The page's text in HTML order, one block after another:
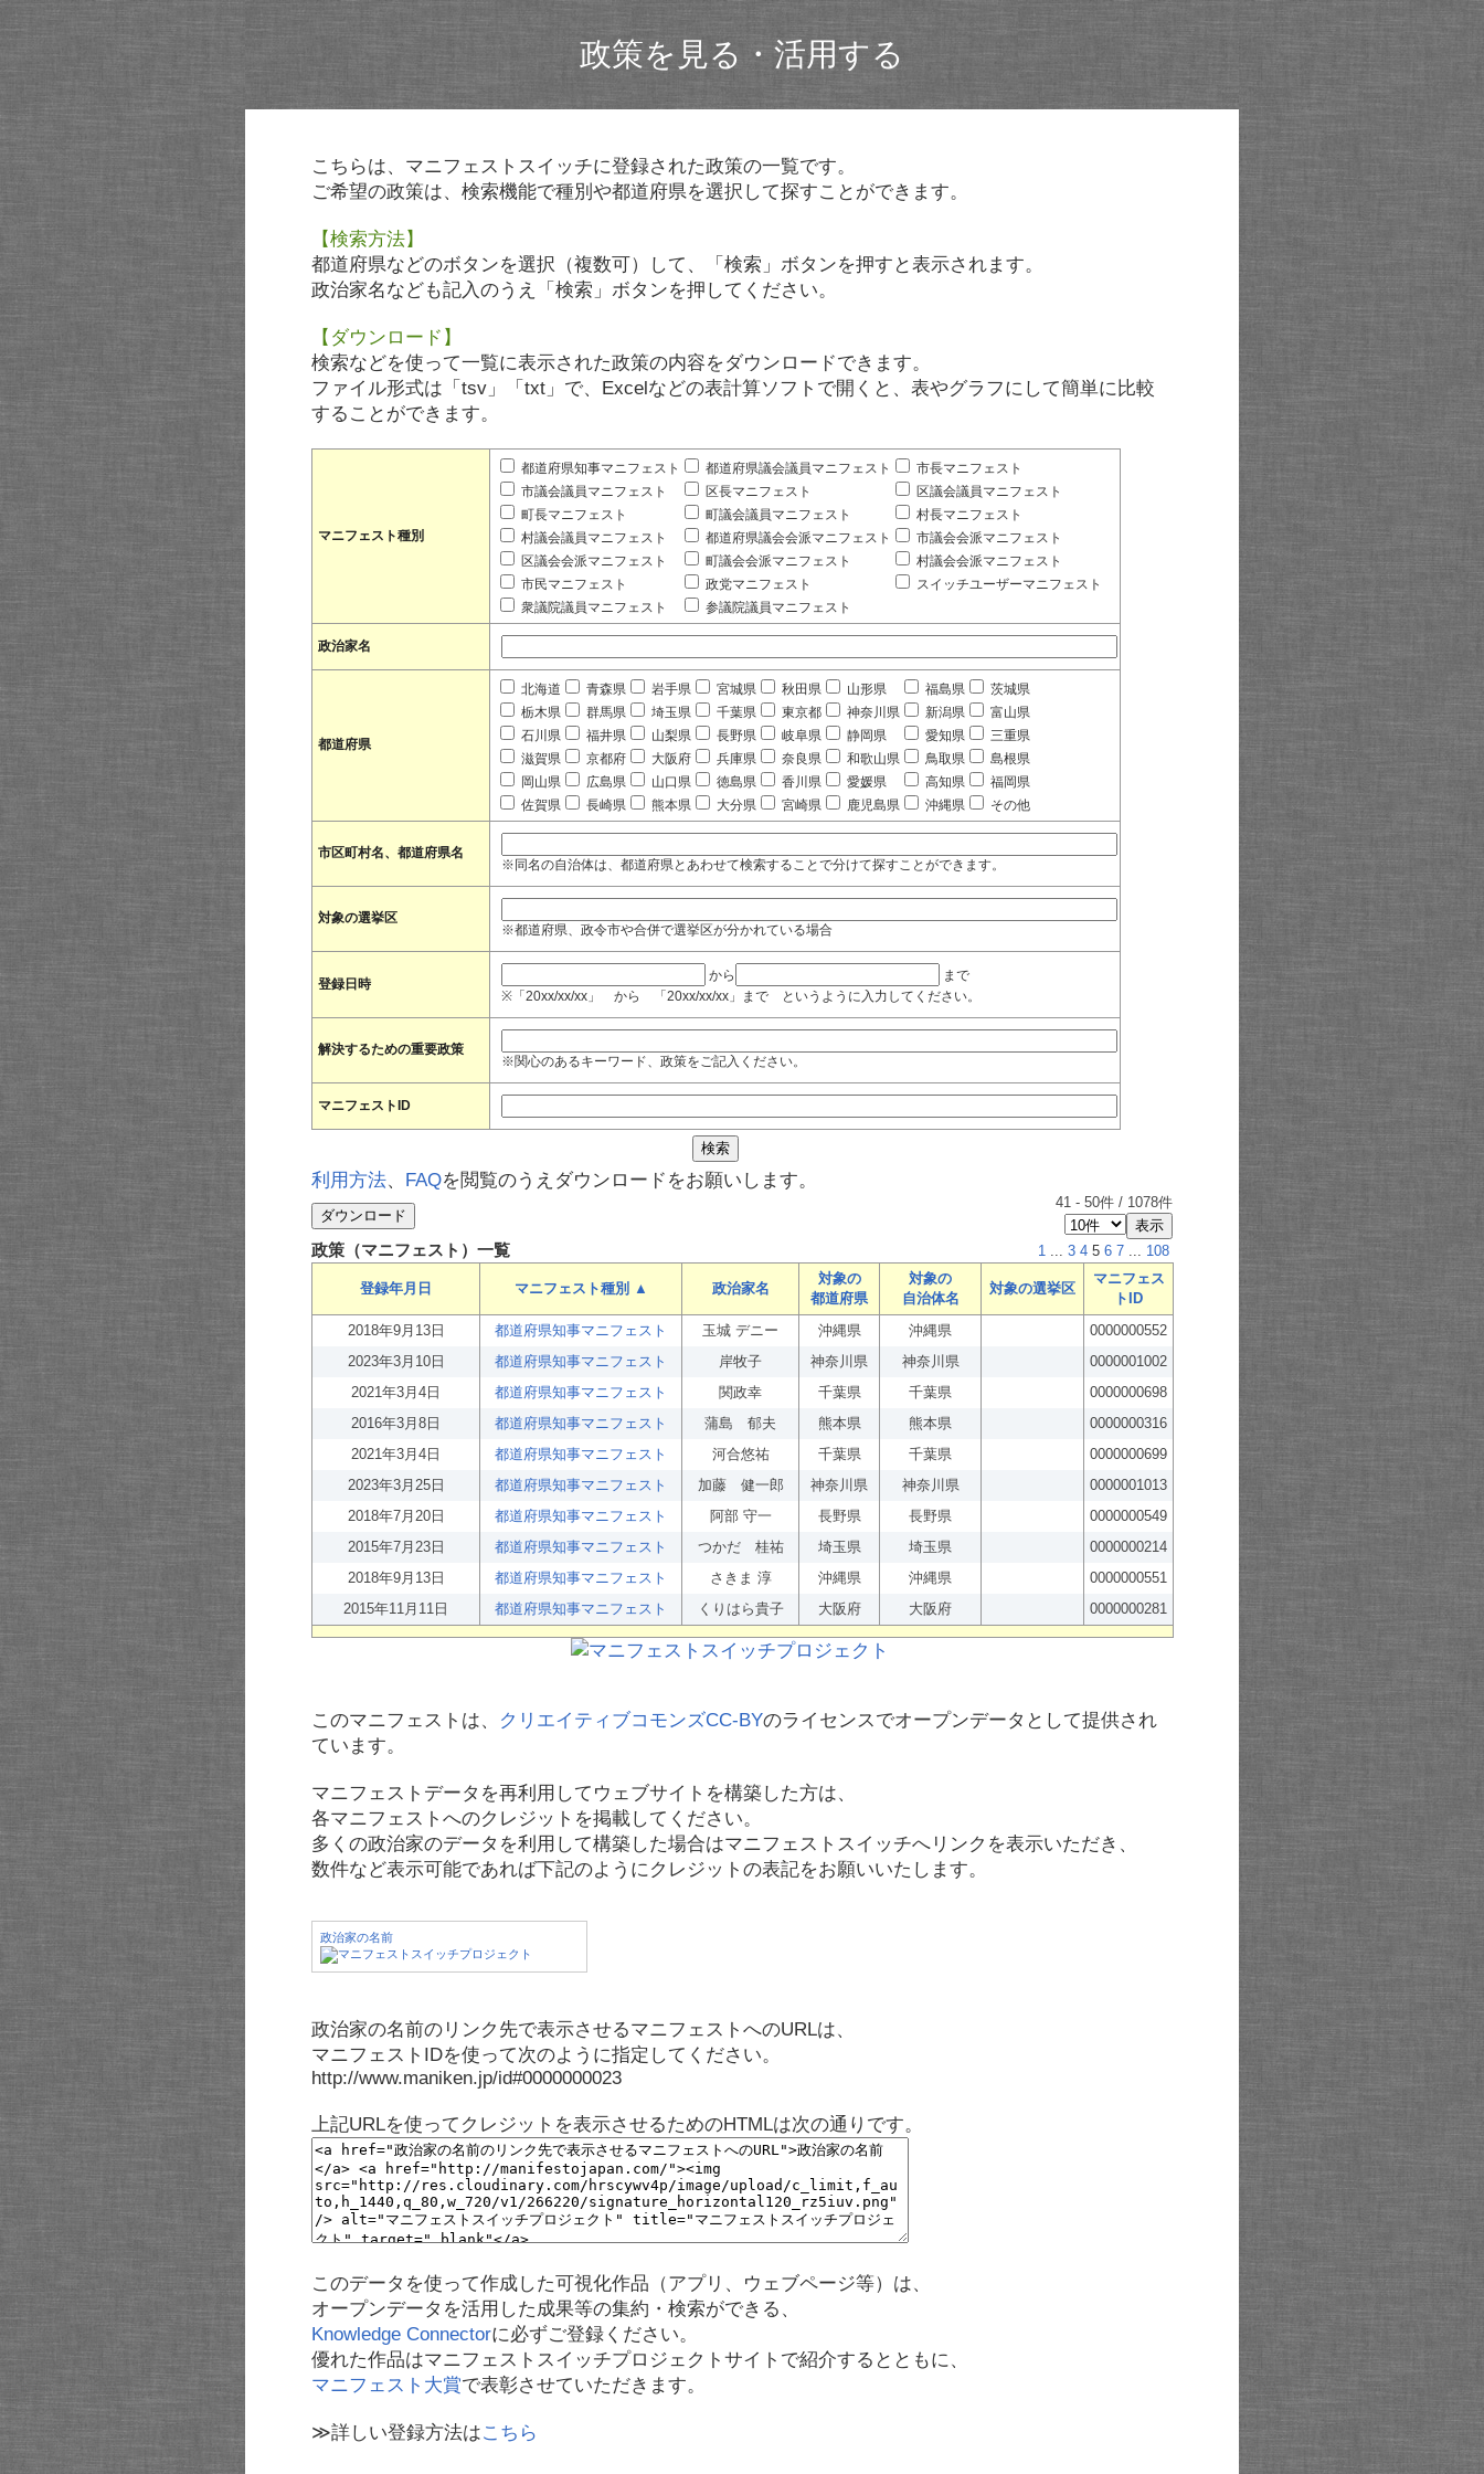
政策を見る・活用する
こちらは、マニフェストスイッチに登録された政策の一覧です。
ご希望の政策は、検索機能で種別や都道府県を選択して探すことができます。
【検索方法】
都道府県などのボタンを選択（複数可）して、「検索」ボタンを押すと表示されます。
政治家名なども記入のうえ「検索」ボタンを押してください。
【ダウンロード】
検索などを使って一覧に表示された政策の内容をダウンロードできます。
ファイル形式は「tsv」「txt」で、Excelなどの表計算ソフトで開くと、表やグラフにして簡単に比較
することができます。
マニフェスト種別
都道府県知事マニフェスト 都道府県議会議員マニフェスト
市長マニフェスト
市議会議員マニフェスト
区長マニフェスト
区議会議員マニフェスト
町長マニフェスト
町議会議員マニフェスト
村長マニフェスト
村議会議員マニフェスト
都道府県議会会派マニフェスト
市議会会派マニフェスト
区議会会派マニフェスト
町議会会派マニフェスト
村議会会派マニフェスト
市民マニフェスト
政党マニフェスト
スイッチユーザーマニフェスト
衆議院議員マニフェスト
参議院議員マニフェスト
政治家名
都道府県
北海道 青森県 岩手県 宮城県 秋田県 山形県 福島県
茨城県
栃木県
群馬県 埼玉県 千葉県 東京都 神奈川県 新潟県
富山県
石川県
福井県 山梨県 長野県 岐阜県 静岡県 愛知県
三重県
滋賀県
京都府 大阪府 兵庫県 奈良県 和歌山県 鳥取県
島根県
岡山県
広島県 山口県 徳島県 香川県 愛媛県 高知県
福岡県
佐賀県
長崎県 熊本県 大分県 宮崎県 鹿児島県 沖縄県 その他
市区町村名、都道府県名
※同名の自治体は、都道府県とあわせて検索することで分けて探すことができます。
対象の選挙区
※都道府県、政令市や合併で選挙区が分かれている場合
登録日時
から
まで
※「20xx/xx/xx」 から 「20xx/xx/xx」まで というように入力してください。
解決するための重要政策
※関心のあるキーワード、政策をご記入ください。
マニフェストID
利用方法、 FAQを閲覧のうえダウンロードをお願いします。
41 - 50件 / 1078件
政策（マニフェスト）一覧 1 ... 3 4 5 6 7 ... 108
登録年月日 マニフェスト種別 ▲ 政治家名
対象の
都道府県
対象の
自治体名
対象の選挙区
マニフェス
トID
2018年9月13日
都道府県知事マニフェスト 玉城 デニー 沖縄県 沖縄県
0000000552
2023年3月10日
都道府県知事マニフェスト 岸牧子 神奈川県 神奈川県
0000001002
2021年3月4日
都道府県知事マニフェスト 関政幸 千葉県 千葉県
0000000698
2016年3月8日
都道府県知事マニフェスト 蒲島 郁夫 熊本県 熊本県
0000000316
2021年3月4日
都道府県知事マニフェスト 河合悠祐 千葉県 千葉県
0000000699
2023年3月25日
都道府県知事マニフェスト 加藤 健一郎 神奈川県 神奈川県
0000001013
2018年7月20日
都道府県知事マニフェスト 阿部 守一 長野県 長野県
0000000549
2015年7月23日
都道府県知事マニフェスト つかだ 桂祐 埼玉県 埼玉県
0000000214
2018年9月13日
都道府県知事マニフェスト さきま 淳 沖縄県 沖縄県
0000000551
2015年11月11日
都道府県知事マニフェスト くりはら貴子 大阪府 大阪府 0000000281
このマニフェストは、 クリエイティブコモンズCC-BYのライセンスでオープンデータとして提供され
ています。
マニフェストデータを再利用してウェブサイトを構築した方は、
各マニフェストへのクレジットを掲載してください。
多くの政治家のデータを利用して構築した場合はマニフェストスイッチへリンクを表示いただき、
数件など表示可能であれば下記のようにクレジットの表記をお願いいたします。
政治家の名前
政治家の名前のリンク先で表示させるマニフェストへのURLは、
マニフェストIDを使って次のように指定してください。
http://www.maniken.jp/id#0000000023
上記URLを使ってクレジットを表示させるためのHTMLは次の通りです。
このデータを使って作成した可視化作品（アプリ、ウェブページ等）は、
オープンデータを活用した成果等の集約・検索ができる、
Knowledge Connectorに必ずご登録ください。
優れた作品はマニフェストスイッチプロジェクトサイトで紹介するとともに、
マニフェスト大賞で表彰させていただきます。
≫詳しい登録方法はこちら